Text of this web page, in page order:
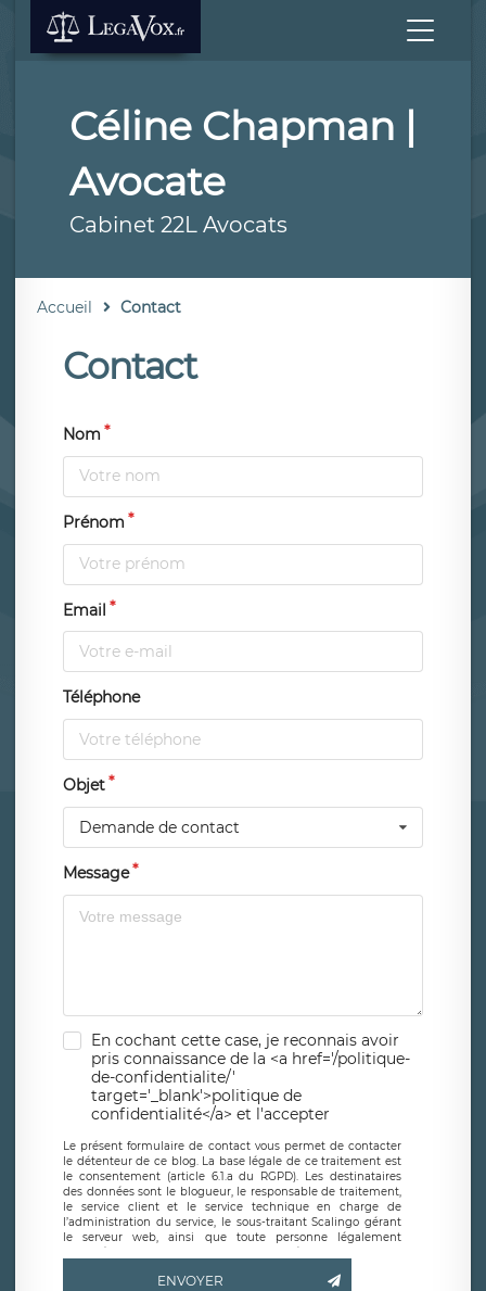
Céline Chapman |
Avocate
Cabinet 22L Avocats
Accueil Contact
Contact
Nom
Prénom
Email
Téléphone
Objet
Demande de contact
Message
En cochant cette case, je reconnais avoir
pris connaissance de la <a href='/politique-
de-confidentialite/'
target='_blank'>politique de
confidentialité</a> et l'accepter
Le présent formulaire de contact vous permet de contacter
le détenteur de ce blog. La base légale de ce traitement est
le consentement (article 6.1.a du RGPD). Les destinataires
des données sont le blogueur, le responsable de traitement,
le service client et le service technique en charge de
l’administration du service, le sous-traitant Scalingo gérant
le serveur web, ainsi que toute personne légalement
autorisée. Le formulaire de contact à destination du
basé en France et offrant des
clauses de protection
ENVOYER